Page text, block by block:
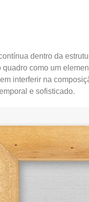
dentro da
quadro como um
interferir na
e sofisticado.